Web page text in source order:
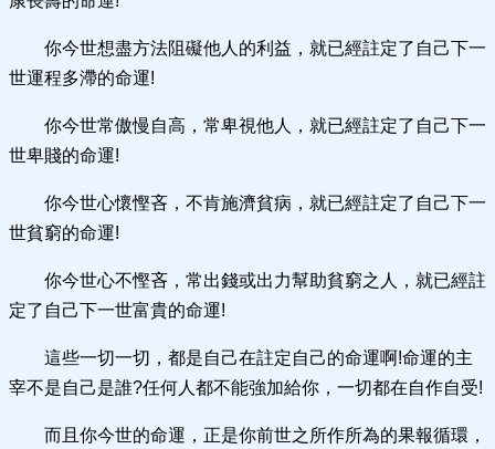
你今世想盡方法阻礙他人的利益，就已經註定了自己下一
世運程多滯的命運!
你今世常傲慢自高，常卑視他人，就已經註定了自己下一
世卑賤的命運!
你今世心懷慳吝，不肯施濟貧病，就已經註定了自己下一
世貧窮的命運!
你今世心不慳吝，常出錢或出力幫助貧窮之人，就已經註
定了自己下一世富貴的命運!
這些一切一切，都是自己在註定自己的命運啊!命運的主
宰不是自己是誰?任何人都不能強加給你，一切都在自作自受!
而且你今世的命運，正是你前世之所作所為的果報循環，